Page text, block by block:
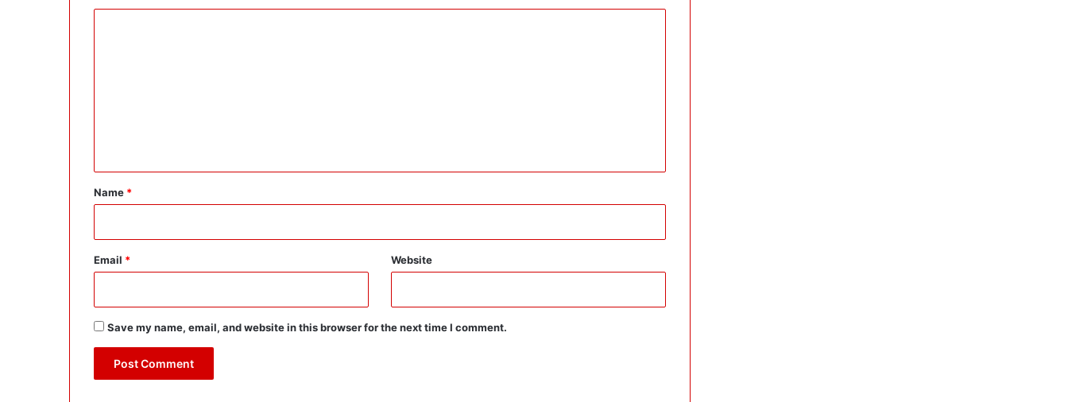
*
Name *
Email * Website
Save my name, email, and website in this browser for the next time I comment.